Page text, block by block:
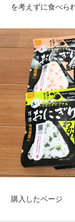
を考えずに食べら
購入したページ